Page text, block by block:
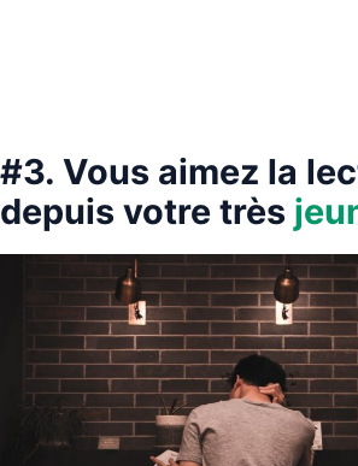
#3. Vous aimez la
depuis votre très